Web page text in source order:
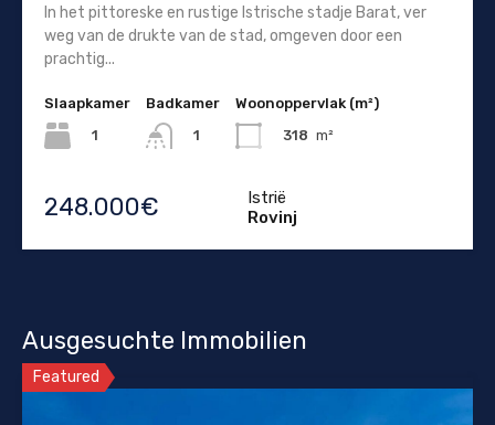
In het pittoreske en rustige Istrische stadje Barat, ver
weg van de drukte van de stad, omgeven door een
prachtig...
Slaapkamer
1
Badkamer
1
Woonoppervlak (m²)
318 m²
248.000€
Istrië
Rovinj
Ausgesuchte Immobilien
Featured